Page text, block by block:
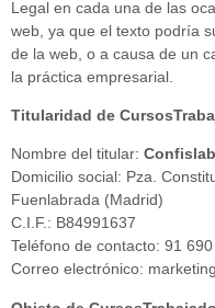
Legal en cada una de las
web, ya que el texto podría
de la web, o a causa de un
la práctica empresarial.
Titularidad de
Nombre del titular:
Domicilio social: Pza.
Fuenlabrada (Madrid)
C.I.F.: B84991637
Teléfono de contacto: 91
Correo electrónico: